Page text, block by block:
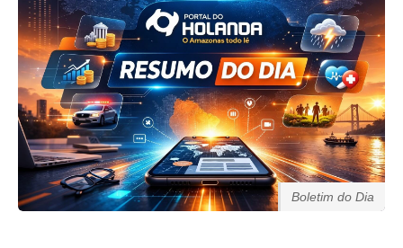
Boletim do Dia